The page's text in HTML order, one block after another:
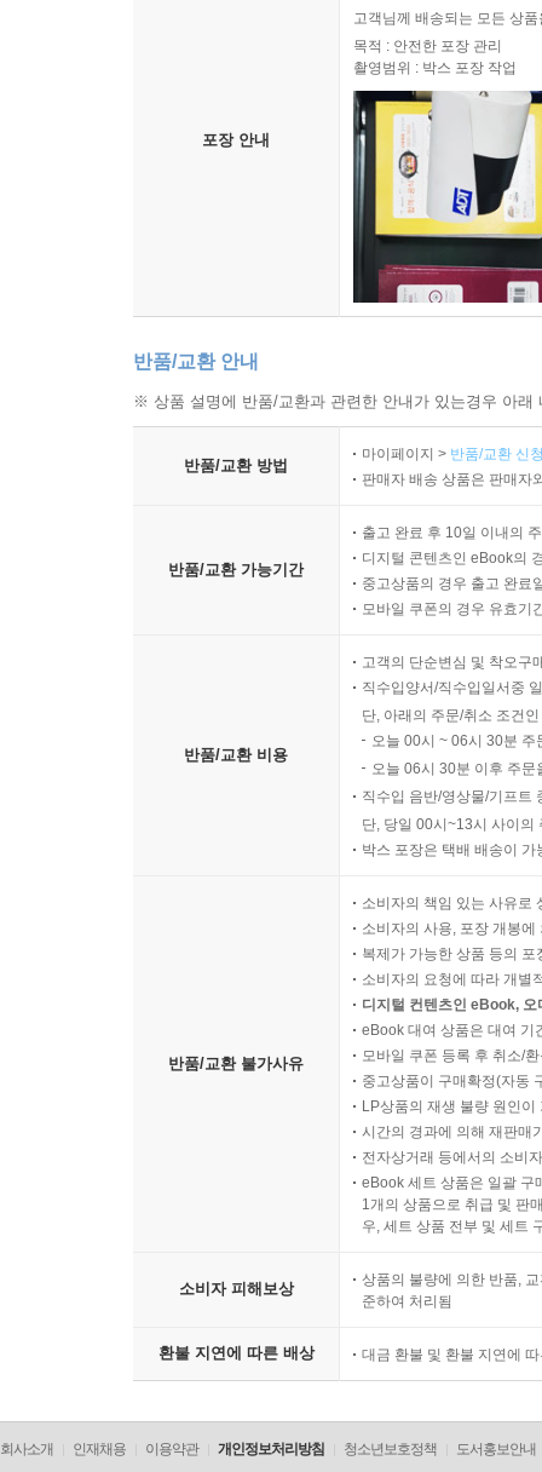
포장 안내
고객님께 배송되는 모든 상
목적 : 안전한 포장 관리
촬영범위 : 박스 포장 작업
반품/교환 안내
※ 상품 설명에 반품/교환과 관련한 안내가 있는경우 아
반품/교환 방법
마이페이지 > 반품/교환 신
판매자 배송 상품은 판매자
반품/교환 가능기간
출고 완료 후 10일 이내의
디지털 콘텐츠인 eBook의
중고상품의 경우 출고 완료
모바일 쿠폰의 경우 유효기
반품/교환 비용
고객의 단순변심 및 착오구
직수입양서/직수입일서중
단, 아래의 주문/취소 조건
오늘 00시 ~ 06시 30분
오늘 06시 30분 이후 주
직수입 음반/영상물/기프트
단, 당일 00시~13시 사이의
박스 포장은 택배 배송이
반품/교환 불가사유
소비자의 책임 있는 사유로
소비자의 사용, 포장 개봉
복제가 가능한 상품 등의
소비자의 요청에 따라 개별
디지털 컨텐츠인 eBook,
eBook 대여 상품은 대여 기
모바일 쿠폰 등록 후 취소/
중고상품이 구매확정(자동
LP상품의 재생 불량 원인
시간의 경과에 의해 재판매
전자상거래 등에서의 소비
eBook 세트 상품은 일괄 구
1개의 상품으로 취급 및 판
우, 세트 상품 전부 및 세트
소비자 피해보상
상품의 불량에 의한 반품,
준하여 처리됨
환불 지연에 따른 배상 대금 환불 및 환불 지연에
회사소개 인재채용 이용약관 개인정보처리방침 청소년보호정책 도서홍보안내